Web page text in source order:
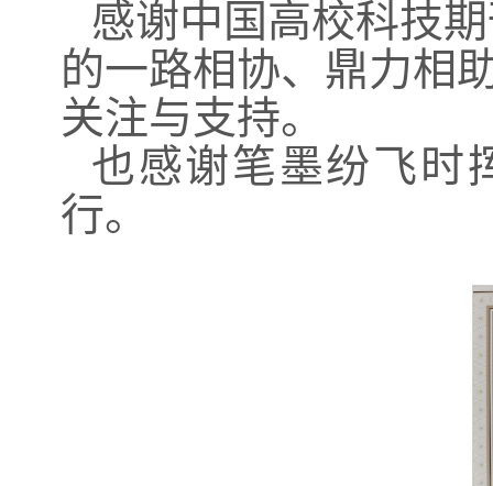
感谢中国高校科技
的一路相协、鼎力相
关注与支持。
也感谢笔墨纷飞时
行。